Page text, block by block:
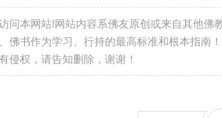
问本网站!网站内容系佛友原创或来自其他
佛书作为学习、行持的最高标准和根本指南
侵权，请告知删除，谢谢！